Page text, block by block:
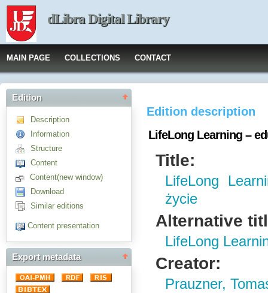
dLibra Digital Library
MAIN PAGE COLLECTIONS CONTACT
Edition
Description
Information
Structure
Content
Content(new window)
Download
Similar editions
Content presentation
Export metadata
Edition description
LifeLong Learning –
Title:
LifeLong
życie
Alternative
LifeLong
Creator:
Prauzner,